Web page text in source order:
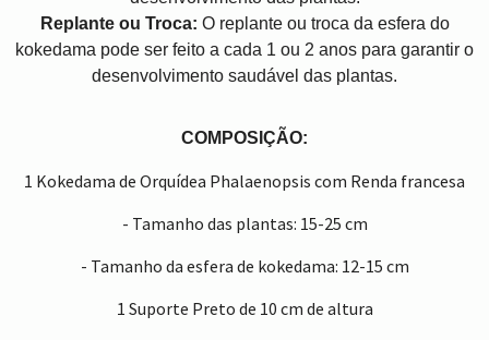
Replante ou Troca: O replante ou troca da esfera do
kokedama pode ser feito a cada 1 ou 2 anos para garantir o
desenvolvimento saudável das plantas.
COMPOSIÇÃO:
1 Kokedama de Orquídea Phalaenopsis com Renda francesa
- Tamanho das plantas: 15-25 cm
- Tamanho da esfera de kokedama: 12-15 cm
1 Suporte Preto de 10 cm de altura